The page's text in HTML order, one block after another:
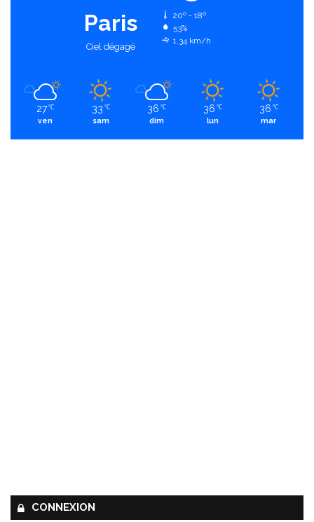
Paris
Ciel dégagé
20º - 18º
53%
1.34 km/h
27 ℃
ven
33 ℃
sam
36 ℃
dim
36 ℃
lun
36 ℃
mar
CONNEXION